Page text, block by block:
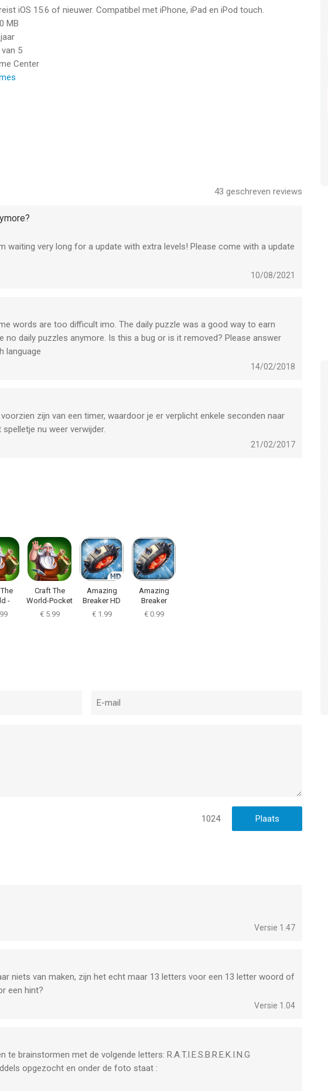
vanaf 4 jaar.
vergeleken op 8 Aug om 06:11.
iOS 15.6 of nieuwer. Compatibel met iPhone, iPad en iPod touch.
MB
van 5
Center
43 geschreven reviews
waiting very long for a update with extra levels! Please come with a update
10/08/2021
words are too difficult imo. The daily puzzle was a good way to earn
no daily puzzles anymore. Is this a bug or is it removed? Please answer
language
14/02/2018
zijn van een timer, waardoor je er verplicht enkele seconden naar
nu weer verwijder.
21/02/2017
-
Craft The
World-Pocket
Edition
€ 5.99
Amazing
Breaker HD
€ 1.99
Amazing
Breaker
€ 0.99
1024
Versie 1.47
niets van maken, zijn het echt maar 13 letters voor een 13 letter woord of
een hint?
Versie 1.04
te brainstormen met de volgende letters: R.A.T.I.E.S.B.R.E.K.I.N.G
opgezocht en onder de foto staat :
VAN HET ZEEBODEMWATER